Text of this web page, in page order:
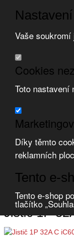
Vaše
Cookies
Toto
Díky těmto
reklamních
Tento e-
Tento e-shop
tlačítko
Přeskočit na hlavní
Obchodní
Registrace
Zvolte měnu:
Přihlásit uživatele
Úvod Jištění a
Jistič 1P